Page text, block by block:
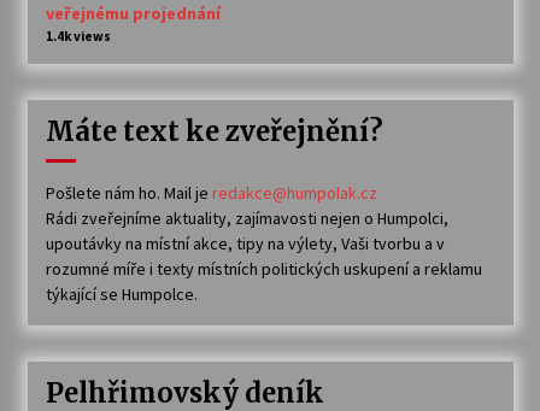
veřejnému projednání
1.4k views
Máte text ke zveřejnění?
Pošlete nám ho. Mail je redakce@humpolak.cz
Rádi zveřejníme aktuality, zajímavosti nejen o Humpolci,
upoutávky na místní akce, tipy na výlety, Vaši tvorbu a v
rozumné míře i texty místních politických uskupení a reklamu
týkající se Humpolce.
Pelhřimovský deník